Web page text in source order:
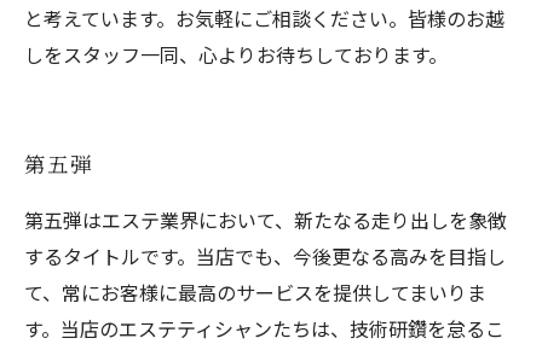
と考えています。お気軽にご相談ください。皆様のお越
しをスタッフ一同、心よりお待ちしております。
第五弾
第五弾はエステ業界において、新たなる走り出しを象徴
するタイトルです。当店でも、今後更なる高みを目指し
て、常にお客様に最高のサービスを提供してまいりま
す。当店のエステティシャンたちは、技術研鑽を怠るこ